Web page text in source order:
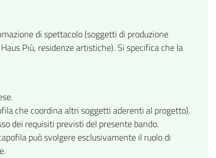
di spettacolo (soggetti di produzione
Più, residenze artistiche). Si specifica che la
che coordina altri soggetti aderenti al progetto).
dei requisiti previsti del presente bando.
può svolgere esclusivamente il ruolo di